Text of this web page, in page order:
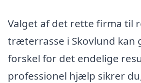
Valget af det rette firma til
træterrasse i Skovlund kan
forskel for det endelige
professionel hjælp sikrer